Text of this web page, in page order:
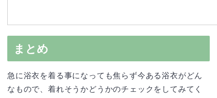
まとめ
急に浴衣を着る事になっても焦らず今ある浴衣がどん
なもので、着れそうかどうかのチェックをしてみてく